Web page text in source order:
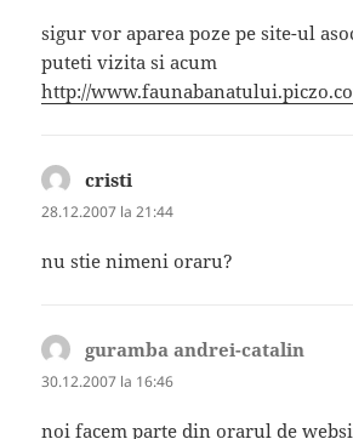
sigur vor aparea poze pe site-ul
puteti vizita si acum
http://
cristi
28.12.2007 la 21:44
nu stie nimeni oraru?
guramba andrei-catalin
30.12.2007 la 16:46
noi facem parte din orarul de